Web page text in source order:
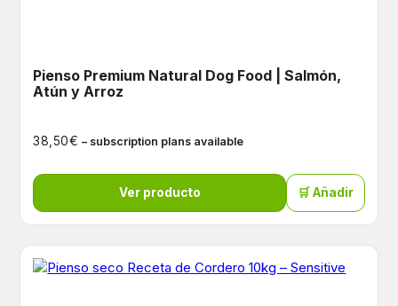
Pienso Premium Natural Dog Food | Salmón,
Atún y Arroz
38,50€ – subscription plans available
Ver producto 🛒 Añadir